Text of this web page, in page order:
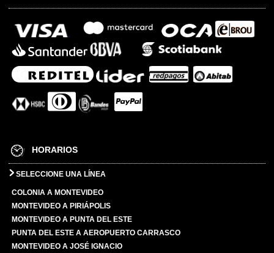
HORARIOS
SELECCIONE UNA LÍNEA
COLONIA A MONTEVIDEO
MONTEVIDEO A PIRIÁPOLIS
MONTEVIDEO A PUNTA DEL ESTE
PUNTA DEL ESTE A AEROPUERTO CARRASCO
MONTEVIDEO A JOSÉ IGNACIO